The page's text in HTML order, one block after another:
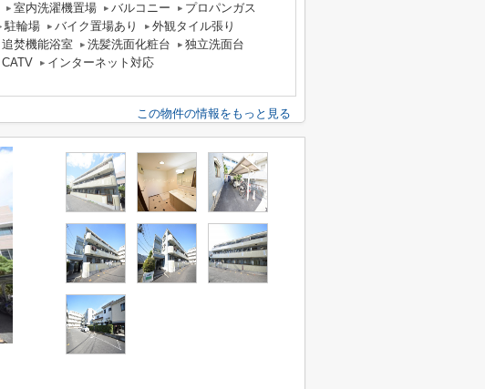
室内洗濯機置場 バルコニー
プロパンガス
駐輪場 バイク置場あり
外観タイル張り
追焚機能浴室 洗髪洗面化粧台
独立洗面台
CATV
インターネット対応
この物件の情報をもっと見る